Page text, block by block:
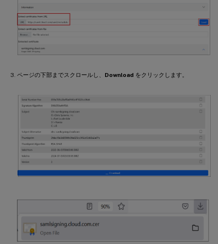
ページの下部までスクロールし、 Download をクリックします。